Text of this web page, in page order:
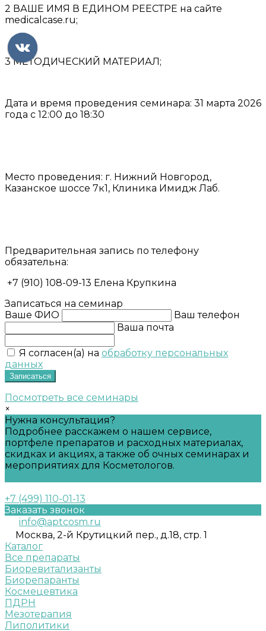
2 ВАШЕ ИМЯ В ЕДИНОМ РЕЕСТРЕ на сайте
medicalcase.ru;
3 МЕТОДИЧЕСКИЙ МАТЕРИАЛ;
Дата и время проведения семинара: 31 марта 2026
года с 12:00 до 18:30
Место проведения: г. Нижний Новгород,
Казанское шоссе 7к1, Клиника Имидж Лаб.
Предварительная запись по телефону
обязательна:
+7 (910) 108-09-13 Елена Крупкина
Записаться на семинар
Ваше ФИО
Ваш телефон
Ваша почта
Я согласен(а) на обработку персональных
данных
Записаться
Посмотреть все семинары
×
Нужна консультация?
Подробнее расскажем о нашем сервисе,
портфеле препаратов и расходных материалах,
скидках и акциях, а также об очных семинарах и
мероприятиях для Косметологов.
+7 (499) 110-01-13
Заказать звонок
info@aptcosm.ru
Москва, 2-й Крутицкий пер., д.18, стр. 1
Каталог
Все препараты
Биоревитализанты
Биорепаранты
Космецевтика
ПДРН
Мезотерапия
Липолитики